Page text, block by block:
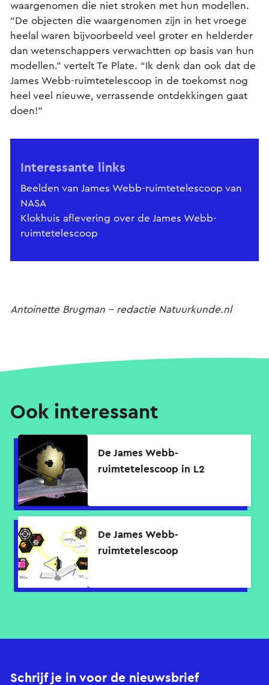
waargenomen die niet stroken met hun modellen.
“De objecten die waargenomen zijn in het vroege
heelal waren bijvoorbeeld veel groter en helderder
dan wetenschappers verwachtten op basis van hun
modellen.” vertelt Te Plate. “Ik denk dan ook dat de
James Webb-ruimtetelescoop in de toekomst nog
heel veel nieuwe, verrassende ontdekkingen gaat
doen!”
Interessante links
Beelden van James Webb-ruimtetelescoop van
NASA
Klokhuis aflevering over de James Webb-
ruimtetelescoop
Antoinette Brugman - redactie Natuurkunde.nl
Ook interessant
De James Webb-
ruimtetelescoop in L2
De James Webb-
ruimtetelescoop
Schrijf je in voor de nieuwsbrief